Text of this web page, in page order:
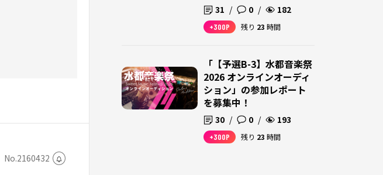
No.2160432
31 / 0 / 182
+300P 残り 23 時間
「【予選B-3】水都音楽祭
2026 オンラインオーディ
ション」の参加レポート
を募集中！
30 / 0 / 193
+300P 残り 23 時間